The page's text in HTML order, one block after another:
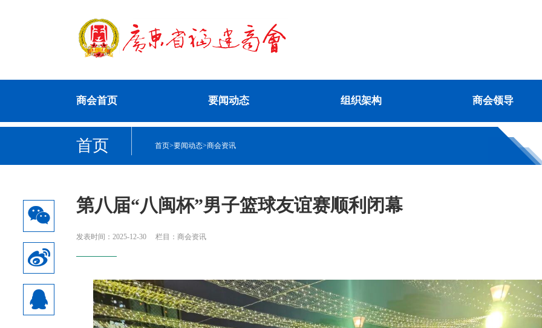
商会首页 要闻动态 组织架构 商会领导
首页 首页>要闻动态>商会资讯
第八届“八闽杯”男子篮球友谊赛顺利闭幕
发表时间：2025-12-30 栏目：商会资讯